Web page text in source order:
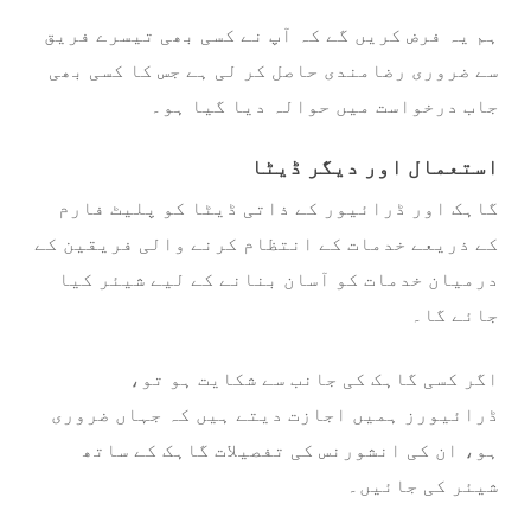
ہم یہ فرض کریں گے کہ آپ نے کسی بھی تیسرے فریق
سے ضروری رضامندی حاصل کر لی ہے جس کا کسی بھی
جاب درخواست میں حوالہ دیا گیا ہو۔
استعمال اور دیگر ڈیٹا
گاہک اور ڈرائیور کے ذاتی ڈیٹا کو پلیٹ فارم
کے ذریعے خدمات کے انتظام کرنے والی فریقین کے
درمیان خدمات کو آسان بنانے کے لیے شیئر کیا
جائے گا۔
اگر کسی گاہک کی جانب سے شکایت ہو تو،
ڈرائیورز ہمیں اجازت دیتے ہیں کہ جہاں ضروری
ہو، ان کی انشورنس کی تفصیلات گاہک کے ساتھ
شیئر کی جائیں۔